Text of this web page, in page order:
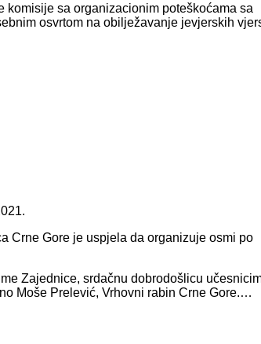
sa organizacionim poteškoćama sa
osvrtom na obilježavanje jevjerskih
Crne Gore je uspjela da organizuje osmi po
Zajednice, srdačnu dobrodošlicu
Moše Prelević, Vrhovni rabin Crne Gore.…